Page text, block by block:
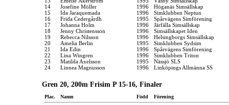
14
Josefine Möller 1996
Höganäs Simsällskap
15
Ida Jaraquemada 1996
Simklubben Neptun
16
Frida Cedergårdh 1995
Spårvägens Simförening
17
Johanna Holm 1996
Järfälla Simsällskap
18
Jenny Christensson 1996
Simsällskapet Iden
19
Rebecca Nilsson 1996
Helsingborgs Simsällskap
20
Amelia Berlin 1995
Simklubben Sydsim
21
Ida Edin 1996
Spårvägens Simförening
22
Lina Wingren 1996
Simklubben Triton
23
Matilda Axelsson 1995
Nässjö SLS
24
Linnea Magnusson 1996 Linköpings Allmänna SS
Gren 20, 200m Frisim P 15-16, Finaler
Plac. Namn Född Förening